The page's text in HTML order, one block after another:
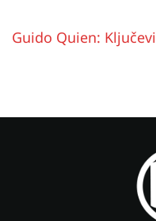
Guido Quien: Ključevi